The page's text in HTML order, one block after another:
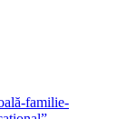
familie-